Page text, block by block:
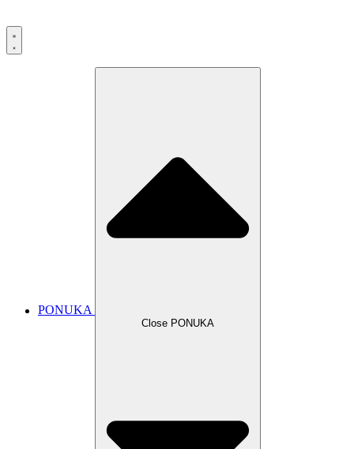
PONUKA
Close PONUKA